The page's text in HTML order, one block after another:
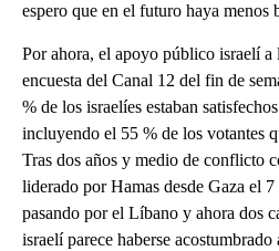
espero que en el futuro haya menos
Por ahora, el apoyo público israelí a
encuesta del Canal 12 del fin de
% de los israelíes estaban
incluyendo el 55 % de los votantes
Tras dos años y medio de conflicto
liderado por Hamas desde Gaza el
pasando por el Líbano y ahora dos
israelí parece haberse acostumbrado